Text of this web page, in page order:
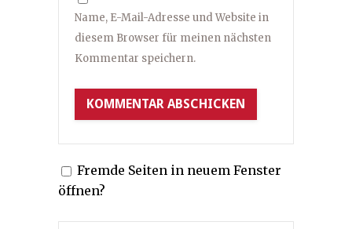
Name, E-Mail-Adresse und Website in
diesem Browser für meinen nächsten
Kommentar speichern.
Fremde Seiten in neuem Fenster
öffnen?